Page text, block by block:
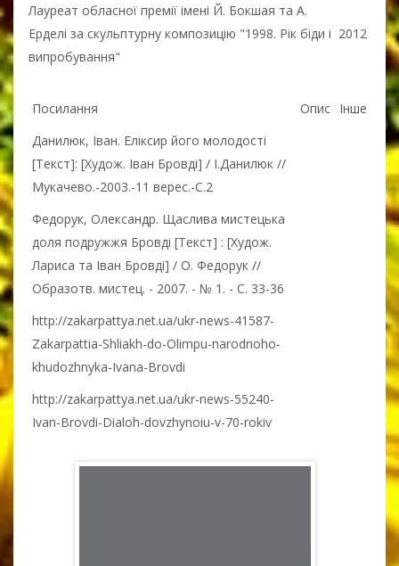
Лауреат обласної премії імені Й. Бокшая та А.
Ерделі за скульптурну композицію "1998. Рік біди і
випробування"
2012
Посилання Опис Інше
Данилюк, Іван. Еліксир його молодості
[Текст]: [Худож. Іван Бровді] / І.Данилюк //
Мукачево.-2003.-11 верес.-С.2
Федорук, Олександр. Щаслива мистецька
доля подружжя Бровді [Текст] : [Худож.
Лариса та Іван Бровді] / О. Федорук //
Образотв. мистец. - 2007. - № 1. - С. 33-36
http://zakarpattya.net.ua/ukr-news-41587-
Zakarpattia-Shliakh-do-Olimpu-narodnoho-
khudozhnyka-Ivana-Brovdi
http://zakarpattya.net.ua/ukr-news-55240-
Ivan-Brovdi-Dialoh-dovzhynoiu-v-70-rokiv